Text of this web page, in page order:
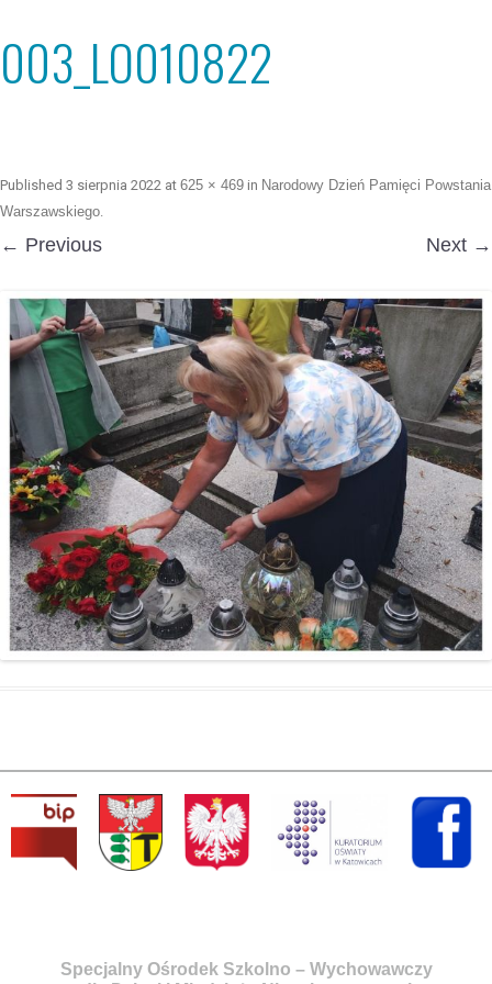
003_LO010822
Published 3 sierpnia 2022 at 625 × 469 in Narodowy Dzień Pamięci Powstania
Warszawskiego.
← Previous Next →
Specjalny Ośrodek Szkolno – Wychowawczy